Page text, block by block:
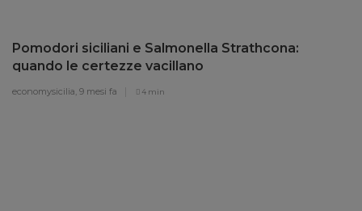
Pomodori siciliani e Salmonella Strathcona:
quando le certezze vacillano
economysicilia, 9 mesi fa 4 min